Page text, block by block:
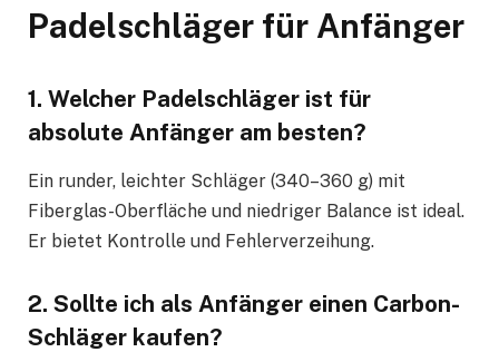
Padelschläger für Anfänger
1. Welcher Padelschläger ist für
absolute Anfänger am besten?
Ein runder, leichter Schläger (340–360 g) mit
Fiberglas-Oberfläche und niedriger Balance ist ideal.
Er bietet Kontrolle und Fehlerverzeihung.
2. Sollte ich als Anfänger einen Carbon-
Schläger kaufen?